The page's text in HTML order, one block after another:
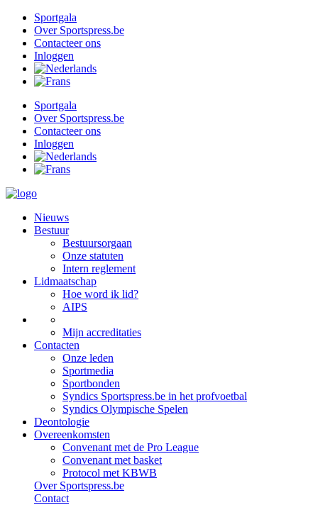
naar
inhoud
Sportgala
Over Sportspress.be
Contacteer ons
Inloggen
Sportgala
Over Sportspress.be
Contacteer ons
Inloggen
Nieuws
Bestuur
Bestuursorgaan
Onze statuten
Intern reglement
Lidmaatschap
Hoe word ik lid?
AIPS
Mijn accreditaties
Contacten
Onze leden
Sportmedia
Sportbonden
Syndics Sportspress.be in het profvoetbal
Syndics Olympische Spelen
Deontologie
Overeenkomsten
Convenant met de Pro League
Convenant met basket
Protocol met KBWB
Over Sportspress.be
Contact